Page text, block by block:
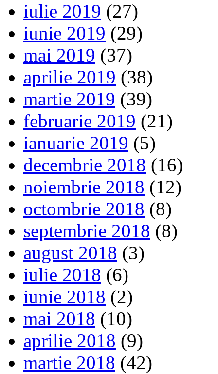
iulie 2019 (27)
iunie 2019 (29)
mai 2019 (37)
aprilie 2019 (38)
martie 2019 (39)
februarie 2019 (21)
ianuarie 2019 (5)
decembrie 2018 (16)
noiembrie 2018 (12)
octombrie 2018 (8)
septembrie 2018 (8)
august 2018 (3)
iulie 2018 (6)
iunie 2018 (2)
mai 2018 (10)
aprilie 2018 (9)
martie 2018 (42)